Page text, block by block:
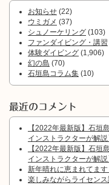
お知らせ (22)
ウミガメ (37)
シュノーケリング (103)
ファンダイビング・講習
体験ダイビング (1,906)
幻の島 (70)
石垣島コラム集 (10)
最近のコメント
【2022年最新版】石垣
インストラクターが解説
【2022年最新版】石垣
インストラクターが解説
新年晴れに恵まれてます
楽しみながらライセンス